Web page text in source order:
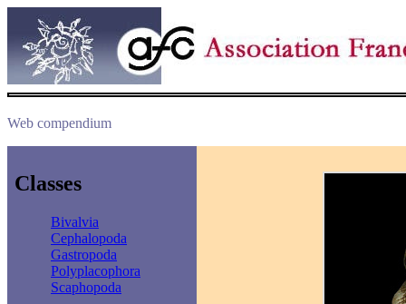
Web compendium
Classes
Bivalvia
Cephalopoda
Gastropoda
Polyplacophora
Scaphopoda